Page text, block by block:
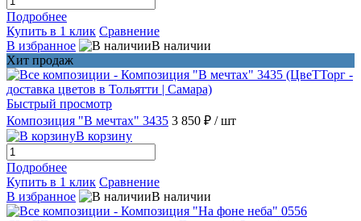
Подробнее
Купить в 1 клик Сравнение
В избранное
В наличии
Хит продаж
Быстрый просмотр
Композиция "В мечтах" 3435 3 850 ₽ / шт
В корзину
Подробнее
Купить в 1 клик Сравнение
В избранное
В наличии